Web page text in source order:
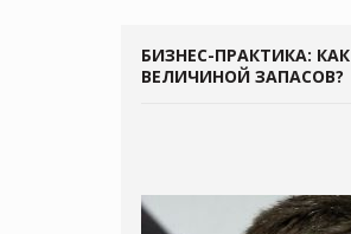
БИЗНЕС-ПРАКТИКА:
ВЕЛИЧИНОЙ ЗАПАСОВ?